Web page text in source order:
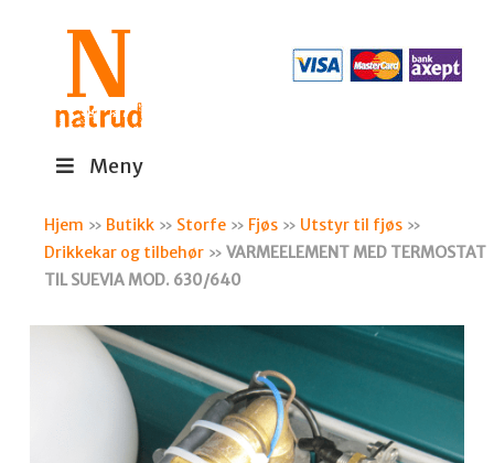
Meny
Hjem » Butikk » Storfe » Fjøs » Utstyr til fjøs »
Drikkekar og tilbehør »VARMEELEMENT MED TERMOSTAT
TIL SUEVIA MOD. 630/640